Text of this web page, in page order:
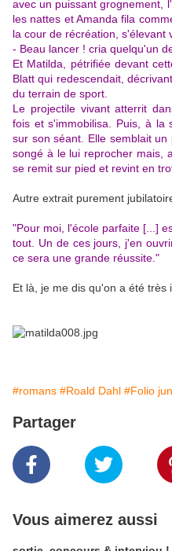
avec un puissant grognement,
les nattes et Amanda fila
la cour de récréation, s'élevant
- Beau lancer ! cria quelqu'un
Et Matilda, pétrifiée devant
Blatt qui redescendait,
du terrain de sport.
Le projectile vivant atterrit
fois et s'immobilisa. Puis, à la
sur son séant. Elle semblait
songé à le lui reprocher mais,
se remit sur pied et revint en
Autre extrait purement
"Pour moi, l'école parfaite [...]
tout. Un de ces jours, j'en
ce sera une grande réussite."
Et là, je me dis qu'on a été très
#romans #Roald Dahl #Folio
Partager
Vous aimerez aussi